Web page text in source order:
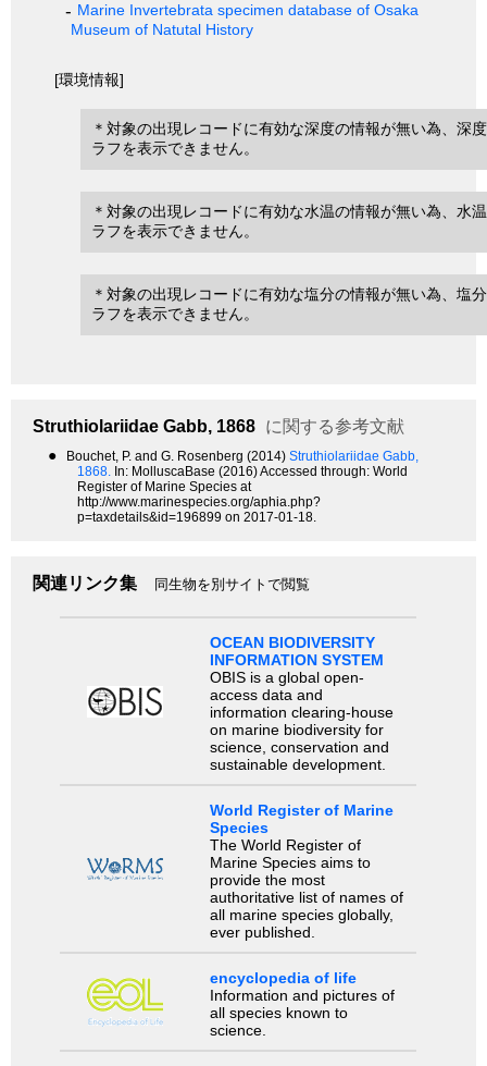
Marine Invertebrata specimen database of Osaka
Museum of Natutal History
[環境情報]
＊対象の出現レコードに有効な深度の情報が無い為、深
ラフを表示できません。
＊対象の出現レコードに有効な水温の情報が無い為、水
ラフを表示できません。
＊対象の出現レコードに有効な塩分の情報が無い為、塩
ラフを表示できません。
Struthiolariidae Gabb, 1868 に関する参考文献
● Bouchet, P. and G. Rosenberg (2014) Struthiolariidae Gabb,
1868. In: MolluscaBase (2016) Accessed through: World
Register of Marine Species at
http://www.marinespecies.org/aphia.php?
p=taxdetails&id=196899 on 2017-01-18.
関連リンク集 同生物を別サイトで閲覧
OCEAN BIODIVERSITY
INFORMATION SYSTEM
OBIS is a global open-
access data and
information clearing-house
on marine biodiversity for
science, conservation and
sustainable development.
World Register of Marine
Species
The World Register of
Marine Species aims to
provide the most
authoritative list of names of
all marine species globally,
ever published.
encyclopedia of life
Information and pictures of
all species known to
science.